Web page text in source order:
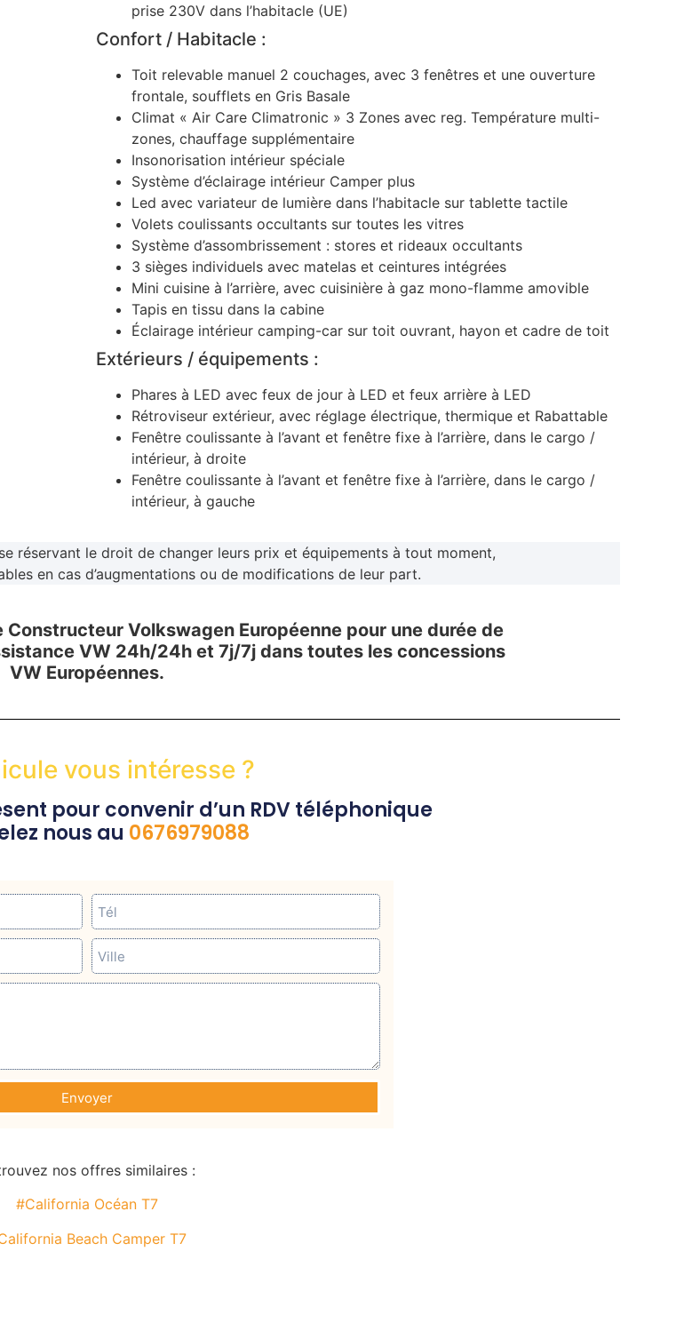
prise 230V dans l’habitacle (UE)
Confort / Habitacle :
Toit relevable manuel 2 couchages, avec 3 fenêtres et une ouverture
frontale, soufflets en Gris Basale
Climat « Air Care Climatronic » 3 Zones avec reg. Température multi-
zones, chauffage supplémentaire
Insonorisation intérieur spéciale
Système d’éclairage intérieur Camper plus
Led avec variateur de lumière dans l’habitacle sur tablette tactile
Volets coulissants occultants sur toutes les vitres
Système d’assombrissement : stores et rideaux occultants
3 sièges individuels avec matelas et ceintures intégrées
Mini cuisine à l’arrière, avec cuisinière à gaz mono-flamme amovible
Tapis en tissu dans la cabine
Éclairage intérieur camping-car sur toit ouvrant, hayon et cadre de toit
Extérieurs / équipements :
Phares à LED avec feux de jour à LED et feux arrière à LED
Rétroviseur extérieur, avec réglage électrique, thermique et Rabattable
Fenêtre coulissante à l’avant et fenêtre fixe à l’arrière, dans le cargo /
intérieur, à droite
Fenêtre coulissante à l’avant et fenêtre fixe à l’arrière, dans le cargo /
intérieur, à gauche
réservant le droit de changer leurs prix et équipements à tout moment,
en cas d’augmentations ou de modifications de leur part.
Volkswagen Européenne pour une durée de
VW 24h/24h et 7j/7j dans toutes les concessions
VW Européennes.
vous intéresse ?
pour convenir d’un RDV téléphonique
nous au 0676979088
Envoyer
nos offres similaires :
#California Océan T7
Beach Camper T7